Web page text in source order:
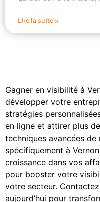
Lire la suite »
Gagner en visibilité à
développer votre
stratégies
en ligne et attirer plus
techniques avancées
spécifiquement à
croissance dans vos
pour booster votre
votre secteur.
aujourd’hui pour